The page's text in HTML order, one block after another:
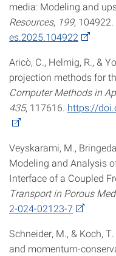
media: Modeling and
Resources, 199, 104922.
es.2025.104922
Aricò, C., Helmig, R., &
projection methods for
Computer Methods in
435, 117616. https://
Veyskarami, M.,
Modeling and Analysis
Interface of a Coupled
Transport in Porous
2-024-02123-7
Schneider, M., & Koch,
and momentum-